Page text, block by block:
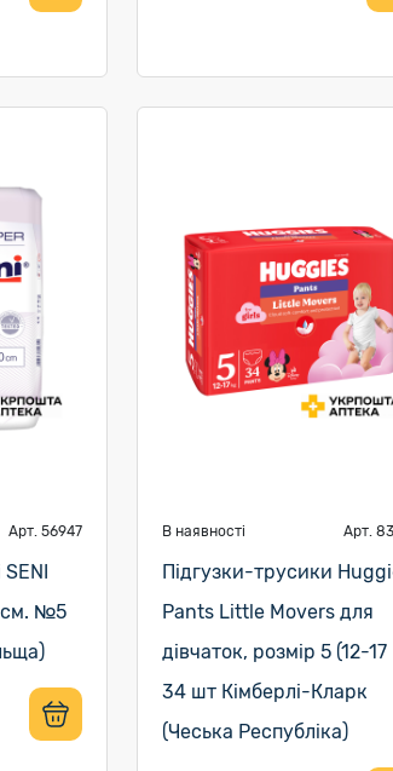
Арт. 56947
SENI
см. №5
В наявності Арт.
Підгузки-трусики
Pants Little Movers для
дівчаток, розмір 5 (12-17
34 шт Кімберлі-Кларк
(Чеська Республіка)